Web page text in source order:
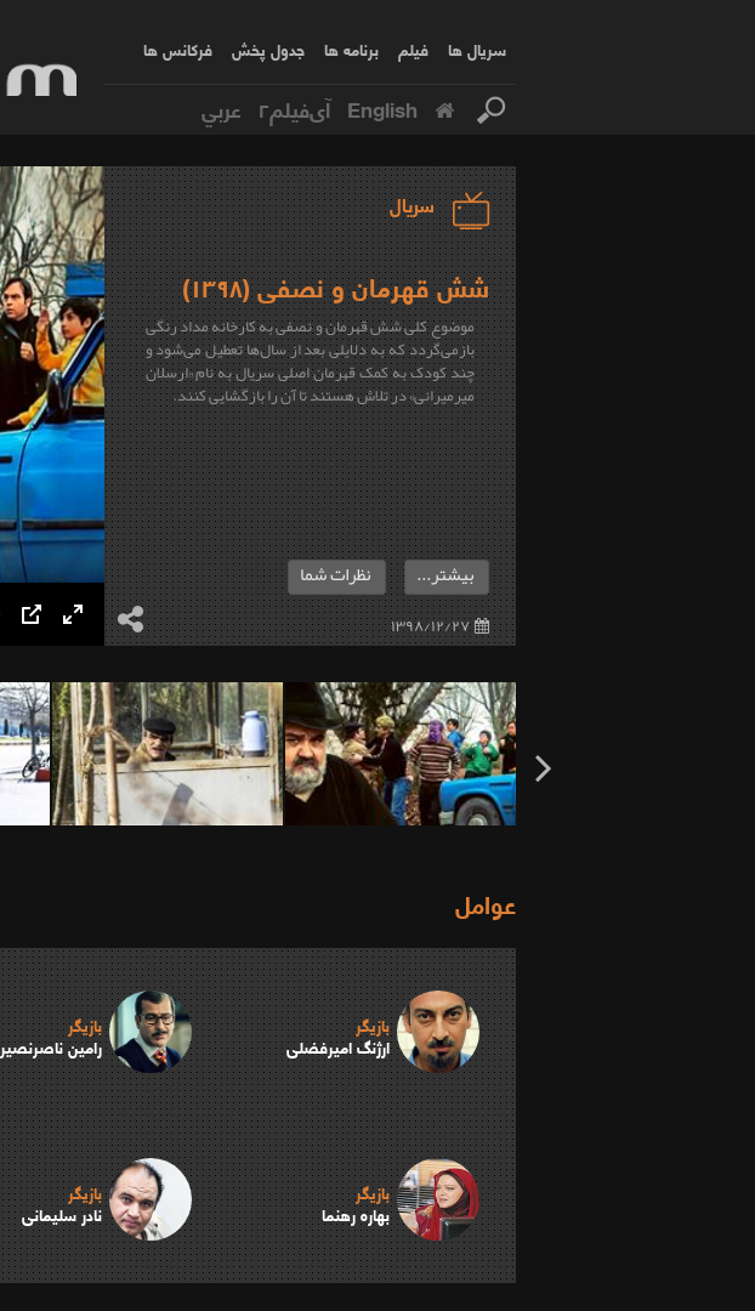
سریال ها فیلم برنامه ها جدول پخش فرکانس ها
English آی‌فیلم۲ عربي
سریال
شش قهرمان و نصفی (۱۳۹۸)
موضوع کلی شش قهرمان و نصفی به کارخانه مداد رنگی
بازمی‌گردد که به دلایلی بعد از سال‌ها تعطیل می‌شود و
چند کودک به کمک قهرمان اصلی سریال به نام «ارسلان
میرمیرانی» در تلاش هستند تا آن را بازگشایی کنند.
۱۳۹۸/۱۲/۲۷
بیشتر... نظرات شما
Enter
fullscreen
عوامل
بازیگر
ارژنگ امیرفضلی
بازیگر
رامین ناصرنصیر
بازیگر
بهاره رهنما
بازیگر
نادر سلیمانی